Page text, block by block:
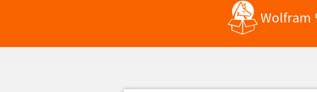
Wolfram